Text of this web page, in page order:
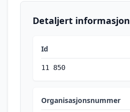
Detaljert informasjon
Id
11 850
Organisasjonsnummer